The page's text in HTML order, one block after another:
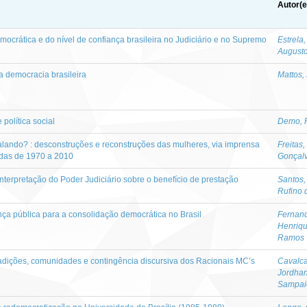
e do nível de confiança brasileira no Judiciário e no Supremo
democracia brasileira Mattos,
política social Demo,
: desconstruções e reconstruções das mulheres, via imprensa
de 1970 a 2010
do Poder Judiciário sobre o benefício de prestação
Rufino
pública para a consolidação democrática no Brasil
Ramos
comunidades e contingência discursiva dos Racionais MC’s